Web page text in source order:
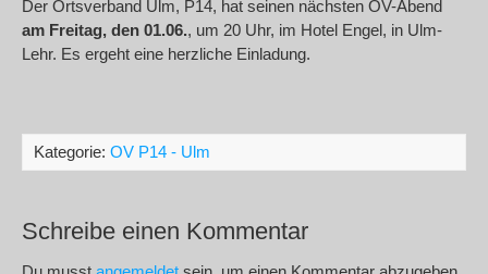
Der Ortsverband Ulm, P14, hat seinen nächsten OV-Abend
am Freitag, den 01.06., um 20 Uhr, im Hotel Engel, in Ulm-
Lehr. Es ergeht eine herzliche Einladung.
Kategorie: OV P14 - Ulm
Schreibe einen Kommentar